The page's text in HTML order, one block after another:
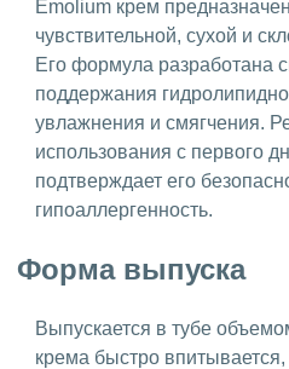
Emolium крем
чувствительной, сухой и
Его формула разработана
поддержания
увлажнения и смягчения.
использования с первого
подтверждает его
гипоаллергенность.
Форма выпуска
Выпускается в тубе
крема быстро